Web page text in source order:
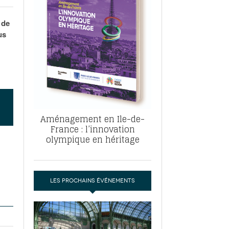
pour
2026
un
ABF, ZAC : F. Vauglin détaille sa
pour l’urbanisme parisien- 17
de la tech et de la finance
marché de la location de luxe-
Aménagement en Ile-de-
France : l’innovation
olympique en héritage
LES PROCHAINS ÉVÉNEMENTS